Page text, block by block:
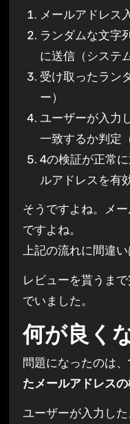
メールアドレス
ランダムな文字
に送信（システム
受け取ったラン
ー）
ユーザーが入力
一致するか判定
4の検証が正常
ルアドレスを有
そうですよね。メ
ですよね。
上記の流れに間違い
レビューを貰うま
でいました。
何が良く
問題になったのは
たメールアドレス
ユーザーが入力した